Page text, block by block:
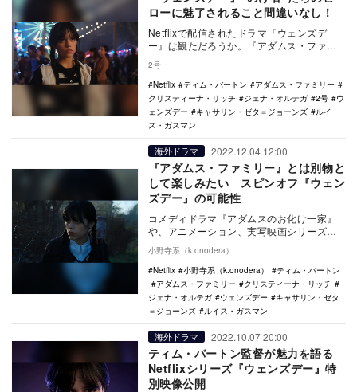
ローに魅了されること間違いなし！
Netflixで配信されたドラマ『ウェンズデ
ー』は観ただろうか。『アダムス・ファミ
人公にし…
2号
Netflix
ティム・バートン
アダムス・ファミリー
クリスティーナ・リッチ
ジェナ・オルテガ 2号
ウ
ェンズデー
キャサリン・ゼタ＝ジョーンズ
ルイ
ス・ガスマン
海外ドラマ 2022.12.04 12:00
『アダムス・ファミリー』とは別物と
して楽しみたい スピンオフ『ウェン
ズデー』の可能性
コメディドラマ『アダムスのお化け一家』
や、アニメーション、実写映画シリーズな
どの派生作品が製作され、日本でもタイト
ルの認知度が高…
小野寺系（k.onodera）
Netflix
小野寺系（k.onodera）
ティム・バートン
アダムス・ファミリー
クリスティーナ・リッチ
ジェナ・オルテガ
ウェンズデー
キャサリン・ゼタ
＝ジョーンズ
ルイス・ガスマン
海外ドラマ 2022.10.07 20:00
ティム・バートン監督が魅力を語る
Netflixシリーズ『ウェンズデー』特
別映像公開